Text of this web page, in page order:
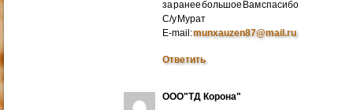
за ранее большое Вам спасибо
С/у Мурат
E-mail:munxauzen87@mail.ru
Ответить
ООО"ТД Корона"